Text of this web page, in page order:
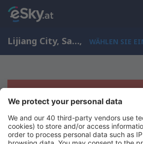
Lijiang City, Sanyi, Yunnan, China (LJG), WÄHLEN SIE
Es tut uns leid, wir können
Ergebnisse aufzeigen